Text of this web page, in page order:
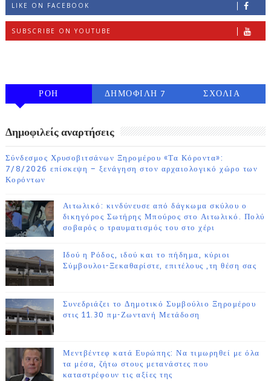
LIKE ON FACEBOOK
SUBSCRIBE ON YOUTUBE
ΡΟΗ
ΔΗΜΟΦΙΛΗ 7
ΣΧΟΛΙΑ
Δημοφιλείς αναρτήσεις
Σύνδεσμος Χρυσοβιτσάνων Ξηρομέρου «Τα Κόροντα»:
7/8/2026 επίσκεψη – ξενάγηση στον αρχαιολογικό χώρο των
Κορόντων
Αιτωλικό: κινδύνευσε από δάγκωμα σκύλου ο
δικηγόρος Σωτήρης Μπούρος στο Αιτωλικό. Πολύ
σοβαρός ο τραυματισμός του στο χέρι
Ιδού η Ρόδος, ιδού και το πήδημα, κύριοι
Σύμβουλοι-Ξεκαθαρίστε, επιτέλους ,τη θέση σας
Συνεδριάζει το Δημοτικό Συμβούλιο Ξηρομέρου
στις 11.30 πμ-Ζωντανή Μετάδοση
Μεντβέντεφ κατά Ευρώπης: Να τιμωρηθεί με όλα
τα μέσα, ζήτω στους μετανάστες που
καταστρέφουν τις αξίες της